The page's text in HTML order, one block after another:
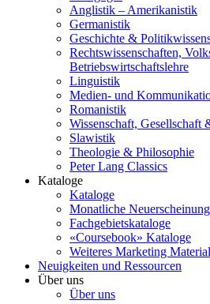
Anglistik – Amerikanistik
Germanistik
Geschichte &
Rechtswissenschaften,
Betriebswirtschaftslehre
Linguistik
Medien- und
Romanistik
Wissenschaft, Gesellschaft
Slawistik
Theologie & Philosophie
Peter Lang Classics
Kataloge
Kataloge
Monatliche
Fachgebietskataloge
«Coursebook» Kataloge
Weiteres Marketing Material
Neuigkeiten und Ressourcen
Über uns
Über uns